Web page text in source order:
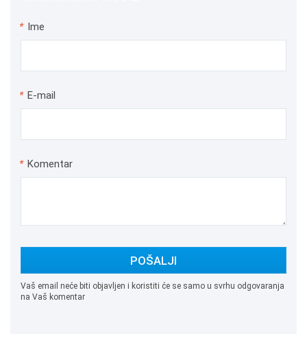
* Ime
* E-mail
* Komentar
POŠALJI
Vaš email neće biti objavljen i koristiti će se samo u svrhu odgovaranja
na Vaš komentar